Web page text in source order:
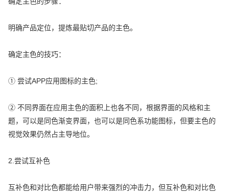
明确产品定位，提炼最贴切产品的主色。
确定主色的技巧：
① 尝试APP应用图标的主色;
② 不同界面在应用主色的面积上也各不同，根据界面的风格和主
题，可以是同色渐变界面，也可以是同色系功能图标，但要主色的
视觉效果仍然占主导地位。
2.尝试互补色
互补色和对比色都能给用户带来强烈的冲击力，但互补色和对比色